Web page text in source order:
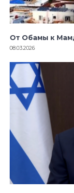
От Обамы к
08.03.2026